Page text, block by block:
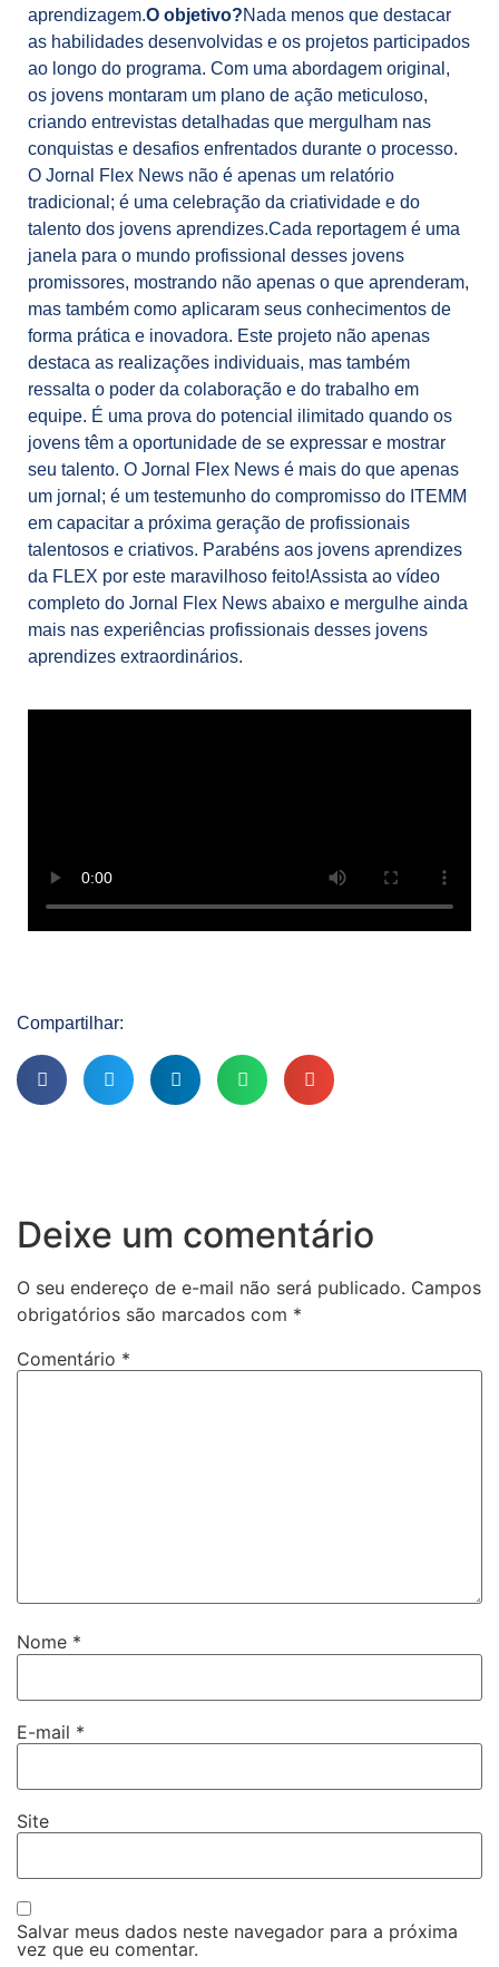
aprendizagem.O objetivo?Nada menos que destacar
as habilidades desenvolvidas e os projetos participados
ao longo do programa. Com uma abordagem original,
os jovens montaram um plano de ação meticuloso,
criando entrevistas detalhadas que mergulham nas
conquistas e desafios enfrentados durante o processo.
O Jornal Flex News não é apenas um relatório
tradicional; é uma celebração da criatividade e do
talento dos jovens aprendizes.Cada reportagem é uma
janela para o mundo profissional desses jovens
promissores, mostrando não apenas o que aprenderam,
mas também como aplicaram seus conhecimentos de
forma prática e inovadora. Este projeto não apenas
destaca as realizações individuais, mas também
ressalta o poder da colaboração e do trabalho em
equipe. É uma prova do potencial ilimitado quando os
jovens têm a oportunidade de se expressar e mostrar
seu talento. O Jornal Flex News é mais do que apenas
um jornal; é um testemunho do compromisso do ITEMM
em capacitar a próxima geração de profissionais
talentosos e criativos. Parabéns aos jovens aprendizes
da FLEX por este maravilhoso feito!Assista ao vídeo
completo do Jornal Flex News abaixo e mergulhe ainda
mais nas experiências profissionais desses jovens
aprendizes extraordinários.
Compartilhar:
Deixe um comentário
O seu endereço de e-mail não será publicado. Campos
obrigatórios são marcados com *
Comentário *
Nome *
E-mail *
Site
Salvar meus dados neste navegador para a próxima
vez que eu comentar.